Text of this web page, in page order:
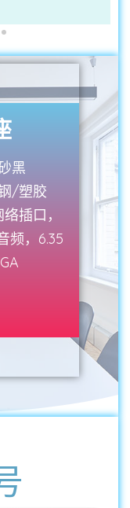
黑
/塑胶
插口，
频，6.35